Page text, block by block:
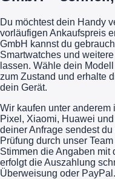
Du möchtest dein Handy
vorläufigen Ankaufspreis
GmbH kannst du
Smartwatches und
lassen. Wähle dein
zum Zustand und erhalte
dein Gerät.
Wir kaufen unter
Pixel, Xiaomi, Huawei
deiner Anfrage sendest
Prüfung durch unser
Stimmen die Angaben mit
erfolgt die Auszahlung
Überweisung oder PayPal.